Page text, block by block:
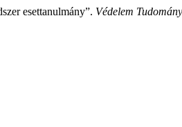
esettanulmány”. Védelem